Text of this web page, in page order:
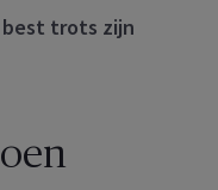
best trots zijn